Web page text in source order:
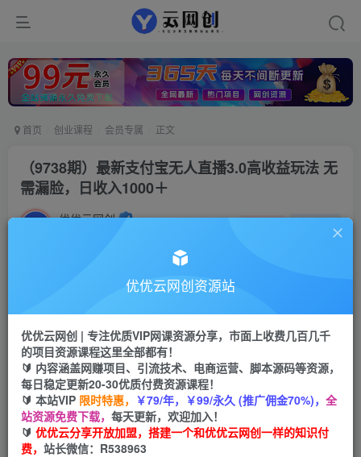
首页 创业课程 会员专属 正文
（9738期）最新支付宝无人直播3.0高收益玩法 无
需漏脸，日收入1000＋
优优云网创 私信
会员专属资源
会员免费
您暂无购买权限，请先开通会员
开通会员
优优云网创资源站
优优云网创 | 专注优质VIP网课资源分享，市面上收费几百几千
的项目资源课程这里全部都有！
🔰 内容涵盖网赚项目、引流技术、电商运营、脚本源码等资源，
每日稳定更新20-30优质付费资源课程！
🔰 本站VIP 限时特惠， ￥79/年，￥99/永久 (推广佣金70%)， 全
站资源免费下载， 每天更新，欢迎加入！
🔰 优优云分享开放加盟，搭建一个和优优云网创一样的知识付
费， 站长微信：R538963